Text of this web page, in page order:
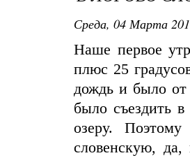
Среда, 04 Марта
Наше первое
плюс 25
дождь и было от
было съездить
озеру.
словенскую,